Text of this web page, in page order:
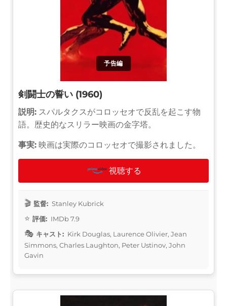
予告編
剣闘士の誓い (1960)
説明: スパルタクスがコロッセオで反乱を起こす物
語。歴史的なスリラー映画の金字塔。
事実: 映画は実際のコロッセオで撮影されました。
視聴する
監督: Stanley Kubrick
評価: IMDb 7.9
キャスト: Kirk Douglas, Laurence Olivier, Jean
Simmons, Charles Laughton, Peter Ustinov, John
Gavin